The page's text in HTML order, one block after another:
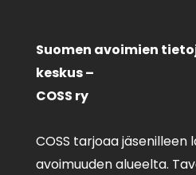
Suomen avoimien
keskus –
COSS ry
COSS tarjoaa jäsenilleen
avoimuuden alueelta.